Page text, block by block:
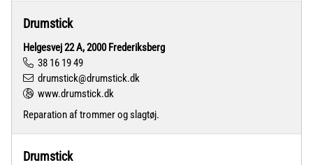
Drumstick
Helgesvej 22 A, 2000 Frederiksberg
38 16 19 49
drumstick@drumstick.dk
www.drumstick.dk
Reparation af trommer og slagtøj.
Drumstick